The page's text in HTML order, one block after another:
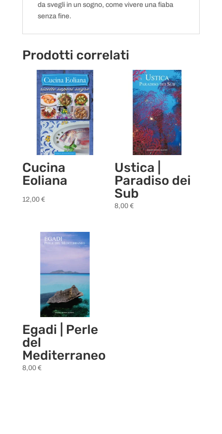
da svegli in un sogno, come vivere una fiaba
senza fine.
Prodotti correlati
Cucina
Eoliana
12,00 €
Ustica |
Paradiso dei
Sub
8,00€
Egadi | Perle
del
Mediterraneo
8,00 €